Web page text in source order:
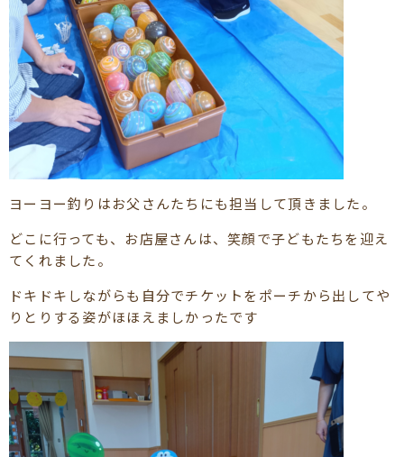
ヨーヨー釣りはお父さんたちにも担当して頂きました。
どこに行っても、お店屋さんは、笑顔で子どもたちを迎え
てくれました。
ドキドキしながらも自分でチケットをポーチから出してや
りとりする姿がほほえましかったです